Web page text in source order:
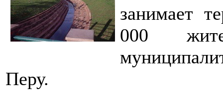
занимает
000
Перу.